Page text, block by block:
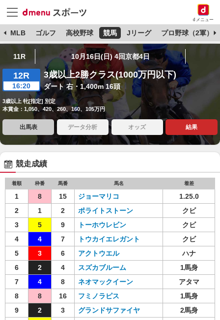
dメニュー
MLB ゴルフ 高校野球 競馬 Jリーグ プロ野球（2軍）
11R 10月16日(日) 4回京都4日
12R
16:20
3歳以上2勝クラス(1000万円以下)
ダート 右・1,400m 16頭
3歳以上 牝[指定] 別定
本賞金：1,050、420、260、160、105万円
出馬表 データ分析 オッズ 結果
競走成績
着順 枠番 馬番 馬名 着差
1 8 15 ジョーマリコ
1.25.0
2
1 2 ポライトストーン
クビ
3
5 9 トーホウレビン
クビ
4
4 7 トウカイエレガント
クビ
5
3 6 アクトウエル
ハナ
6
2 4 スズカブルーム
1馬身
7
4 8 ネオマックイーン
アタマ
8
8 16 フミノラピス
1馬身
9
2 3 グランドサファイヤ
2馬身